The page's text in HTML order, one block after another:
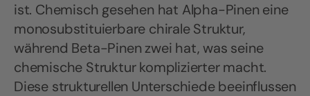
ist. Chemisch gesehen hat Alpha-Pinen eine
monosubstituierbare chirale Struktur,
während Beta-Pinen zwei hat, was seine
chemische Struktur komplizierter macht.
Diese strukturellen Unterschiede beeinflussen